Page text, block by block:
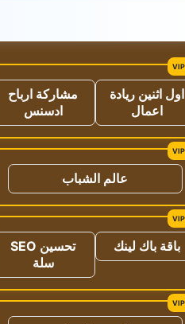
اول اثنين ريادة
اعمال
مشاركة ارباح
ادسنس
عالم الشباب
باقة باك لينك
تحسين SEO
سلة